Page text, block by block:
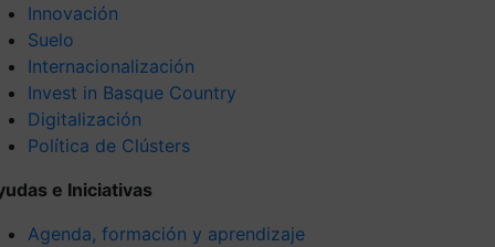
Innovación
Suelo
Internacionalización
Invest in Basque Country
Digitalización
Política de Clústers
e Iniciativas
Agenda, formación y aprendizaje